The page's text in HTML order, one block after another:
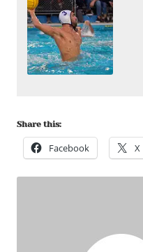
Share this:
Facebook X